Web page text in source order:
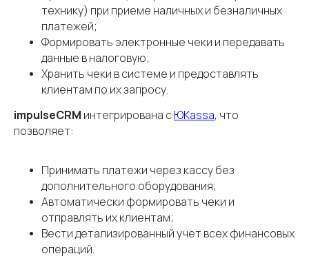
технику) при приеме наличных и безналичных
платежей;
Формировать электронные чеки и передавать
данные в налоговую;
Хранить чеки в системе и предоставлять
клиентам по их запросу.
impulseCRM интегрирована сЮKassa, что
позволяет:
Принимать платежи через кассу без
дополнительного оборудования;
Автоматически формировать чеки и
отправлять их клиентам;
Вести детализированный учет всех финансовых
операций.